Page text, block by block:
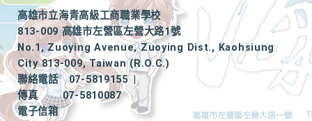
高雄市立海青高級工商職業學校
813-009 高雄市左營區左營大路1號
No.1, Zuoying Avenue, Zuoying Dist., Kaohsiung
City 813-009, Taiwan (R.O.C.)
聯絡電話
07-5819155
|
傳真
07-5810087
電子信箱